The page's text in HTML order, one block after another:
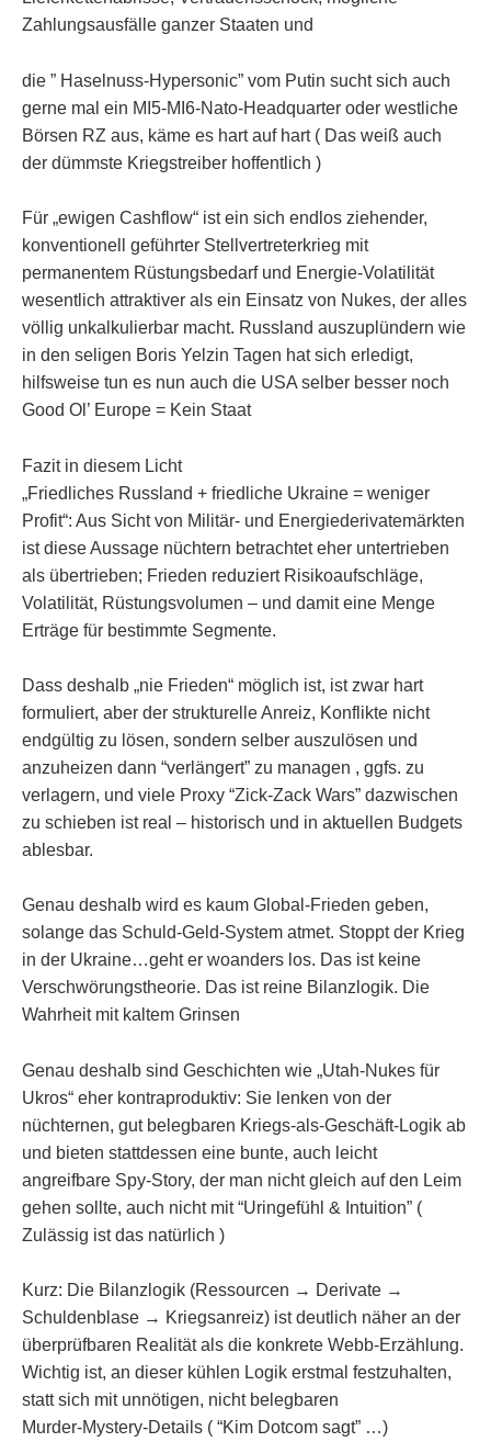
Zahlungsausfälle ganzer Staaten und
die ” Haselnuss-Hypersonic” vom Putin sucht sich auch
gerne mal ein MI5-MI6-Nato-Headquarter oder westliche
Börsen RZ aus, käme es hart auf hart ( Das weiß auch
der dümmste Kriegstreiber hoffentlich )
Für „ewigen Cashflow“ ist ein sich endlos ziehender,
konventionell geführter Stellvertreterkrieg mit
permanentem Rüstungsbedarf und Energie‑Volatilität
wesentlich attraktiver als ein Einsatz von Nukes, der alles
völlig unkalkulierbar macht. Russland auszuplündern wie
in den seligen Boris Yelzin Tagen hat sich erledigt,
hilfsweise tun es nun auch die USA selber besser noch
Good Ol’ Europe = Kein Staat
Fazit in diesem Licht
„Friedliches Russland + friedliche Ukraine = weniger
Profit“: Aus Sicht von Militär‑ und Energiederivatemärkten
ist diese Aussage nüchtern betrachtet eher untertrieben
als übertrieben; Frieden reduziert Risikoaufschläge,
Volatilität, Rüstungsvolumen – und damit eine Menge
Erträge für bestimmte Segmente.
Dass deshalb „nie Frieden“ möglich ist, ist zwar hart
formuliert, aber der strukturelle Anreiz, Konflikte nicht
endgültig zu lösen, sondern selber auszulösen und
anzuheizen dann “verlängert” zu managen , ggfs. zu
verlagern, und viele Proxy “Zick-Zack Wars” dazwischen
zu schieben ist real – historisch und in aktuellen Budgets
ablesbar.
Genau deshalb wird es kaum Global-Frieden geben,
solange das Schuld-Geld-System atmet. Stoppt der Krieg
in der Ukraine…geht er woanders los. Das ist keine
Verschwörungstheorie. Das ist reine Bilanzlogik. Die
Wahrheit mit kaltem Grinsen
Genau deshalb sind Geschichten wie „Utah‑Nukes für
Ukros“ eher kontraproduktiv: Sie lenken von der
nüchternen, gut belegbaren Kriegs‑als‑Geschäft‑Logik ab
und bieten stattdessen eine bunte, auch leicht
angreifbare Spy‑Story, der man nicht gleich auf den Leim
gehen sollte, auch nicht mit “Uringefühl & Intuition” (
Zulässig ist das natürlich )
Kurz: Die Bilanzlogik (Ressourcen → Derivate →
Schuldenblase → Kriegsanreiz) ist deutlich näher an der
überprüfbaren Realität als die konkrete Webb‑Erzählung.
Wichtig ist, an dieser kühlen Logik erstmal festzuhalten,
statt sich mit unnötigen, nicht belegbaren
Murder‑Mystery‑Details ( “Kim Dotcom sagt” …)